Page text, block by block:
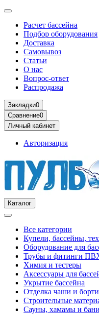
Расчет бассейна
Подбор оборудования
Доставка
Самовывоз
Статьи
О нас
Вопрос-ответ
Распродажа
Закладки0
Сравнение0
Личный кабинет
Авторизация
Каталог
Все категории
Купели, бассейны,
Оборудование для
Трубы и фитинги
Химия и тестеры
Аксессуары для
Укрытие бассейна
Отделка чаши и
Строительные
Сауны, хамамы и бани